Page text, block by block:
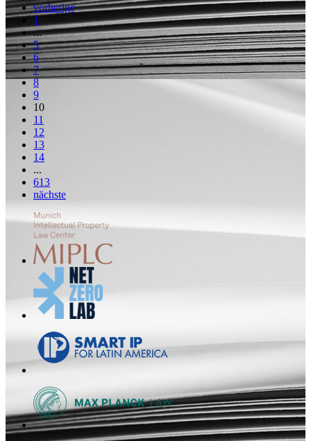
vorherige
1
...
5
6
7
8
9
10
11
12
13
14
...
613
nächste